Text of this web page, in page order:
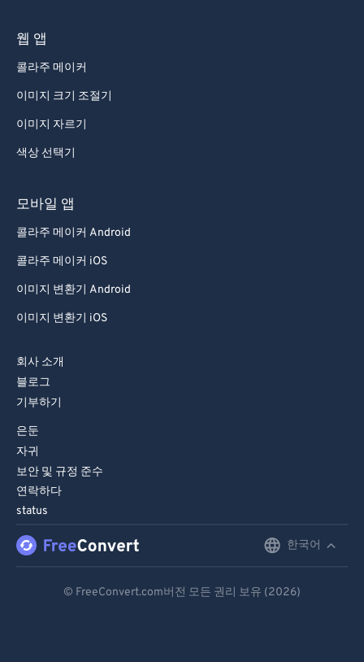
웹 앱
콜라주 메이커
이미지 크기 조절기
이미지 자르기
색상 선택기
모바일 앱
콜라주 메이커 Android
콜라주 메이커 iOS
이미지 변환기 Android
이미지 변환기 iOS
회사 소개
블로그
기부하기
은둔
자귀
보안 및 규정 준수
연락하다
status
한국어
© FreeConvert.com버전 모든 권리 보유 (2026)